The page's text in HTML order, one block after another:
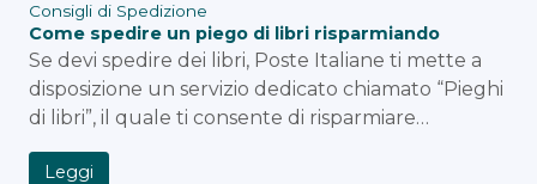
Consigli di Spedizione
Come spedire un piego di libri risparmiando
Se devi spedire dei libri, Poste Italiane ti mette a
disposizione un servizio dedicato chiamato “Pieghi
di libri”, il quale ti consente di risparmiare…
Leggi